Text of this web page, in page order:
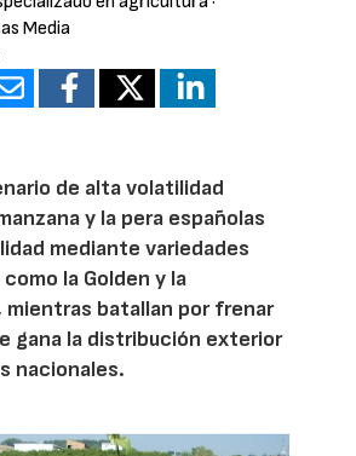
Media
de alta volatilidad
y la pera españolas
mediante variedades
la Golden y la
mientras batallan por frenar
gana la distribución exterior
nacionales.